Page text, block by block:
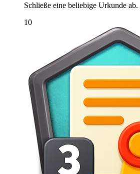
Schließe eine beliebige Urkunde ab.
10